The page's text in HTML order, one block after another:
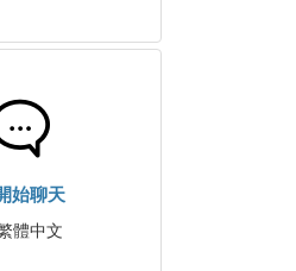
始聊天
體中文